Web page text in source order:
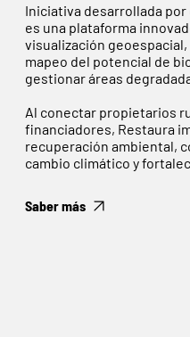
Iniciativa desarrollada por
es una plataforma
visualización
mapeo del potencial de
gestionar áreas
Al conectar propietarios
financiadores, Restaura
recuperación ambiental,
cambio climático y
Saber más